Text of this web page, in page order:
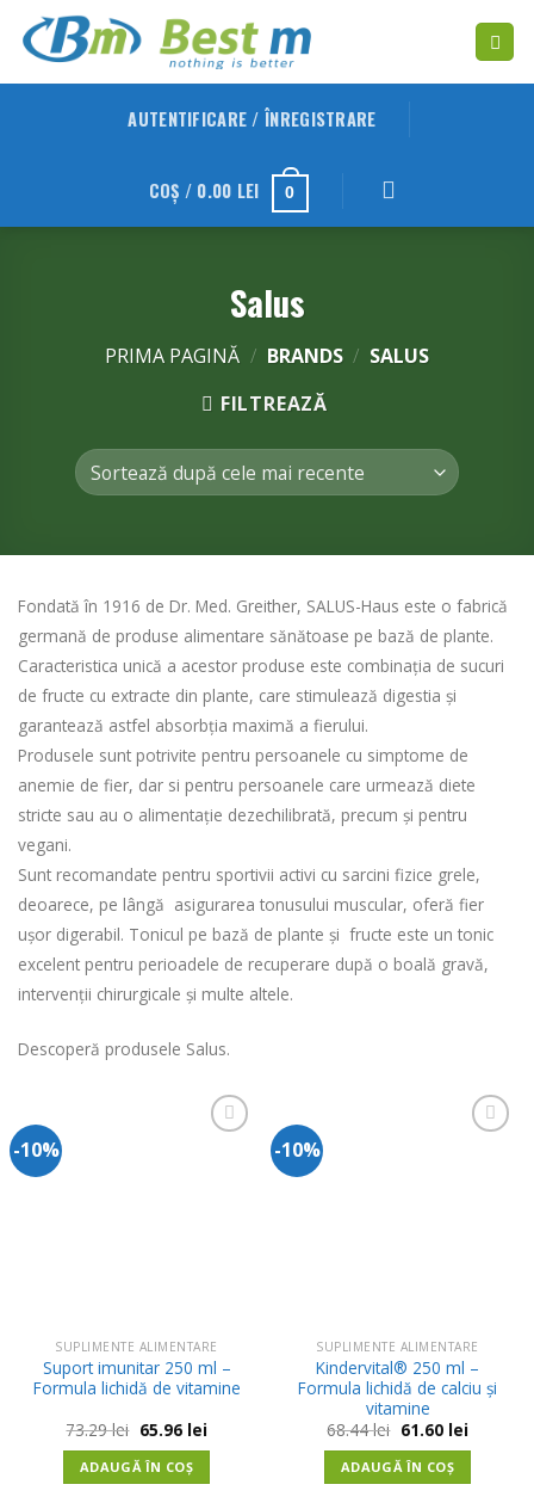
AUTENTIFICARE / ÎNREGISTRARE
COȘ / 0.00 LEI 0
Salus
PRIMA PAGINĂ / BRANDS / SALUS
FILTREAZĂ
Fondată în 1916 de Dr. Med. Greither, SALUS-Haus este o fabrică
germană de produse alimentare sănătoase pe bază de plante.
Caracteristica unică a acestor produse este combinația de sucuri
de fructe cu extracte din plante, care stimulează digestia și
garantează astfel absorbția maximă a fierului.
Produsele sunt potrivite pentru persoanele cu simptome de
anemie de fier, dar si pentru persoanele care urmează diete
stricte sau au o alimentație dezechilibrată, precum și pentru
vegani.
Sunt recomandate pentru sportivii activi cu sarcini fizice grele,
deoarece, pe lângă asigurarea tonusului muscular, oferă fier
ușor digerabil. Tonicul pe bază de plante și fructe este un tonic
excelent pentru perioadele de recuperare după o boală gravă,
intervenții chirurgicale și multe altele.
Descoperă produsele Salus.
-10%
SUPLIMENTE ALIMENTARE
Suport imunitar 250 ml –
Formula lichidă de vitamine
73.29lei Prețul
inițial
a
fost:
73.29 lei.
65.96 leiPrețul
curent
ADAUGĂ ÎN COȘ
-10%
SUPLIMENTE ALIMENTARE
Kindervital® 250 ml –
Formula lichidă de calciu și
vitamine
68.44lei Prețul
inițial
a
fost:
68.44 lei.
61.60 leiPrețul
curent
ADAUGĂ ÎN COȘ